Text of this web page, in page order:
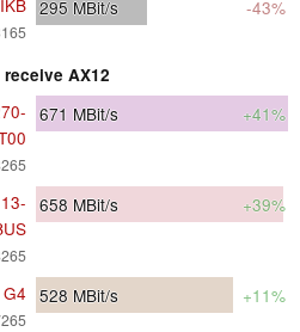
295 MBit/s -43%
AX12
671 MBit/s +41%
658 MBit/s +39%
528 MBit/s +11%